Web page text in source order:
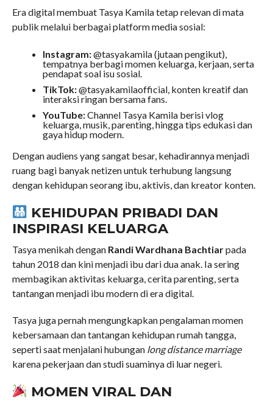
Era digital membuat Tasya Kamila tetap relevan di mata
publik melalui berbagai platform media sosial:
Instagram:@tasyakamila (jutaan pengikut),
tempatnya berbagi momen keluarga, kerjaan, serta
pendapat soal isu sosial.
TikTok:@tasyakamilaofficial, konten kreatif dan
interaksi ringan bersama fans.
YouTube:Channel Tasya Kamila berisi vlog
keluarga, musik, parenting, hingga tips edukasi dan
gaya hidup modern.
Dengan audiens yang sangat besar, kehadirannya menjadi
ruang bagi banyak netizen untuk terhubung langsung
dengan kehidupan seorang ibu, aktivis, dan kreator konten.
KEHIDUPAN PRIBADI DAN
INSPIRASI KELUARGA
Tasya menikah dengan Randi Wardhana Bachtiarpada
tahun 2018 dan kini menjadi ibu dari dua anak. Ia sering
membagikan aktivitas keluarga, cerita parenting, serta
tantangan menjadi ibu modern di era digital.
Tasya juga pernah mengungkapkan pengalaman momen
kebersamaan dan tantangan kehidupan rumah tangga,
seperti saat menjalani hubungan long distance marriage
karena pekerjaan dan studi suaminya di luar negeri.
MOMEN VIRAL DAN